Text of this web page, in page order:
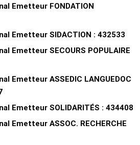
Emetteur FONDATION
Emetteur SIDACTION : 432533
Emetteur SECOURS POPULAIRE
Emetteur ASSEDIC LANGUEDOC
Emetteur SOLIDARITÉS : 434408
Emetteur ASSOC. RECHERCHE